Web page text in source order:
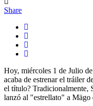
Share
Hoy, miércoles 1 de Julio
acaba de estrenar el tráiler
el título? Tradicionalmente,
lanzó al "estrellato" a Mägo